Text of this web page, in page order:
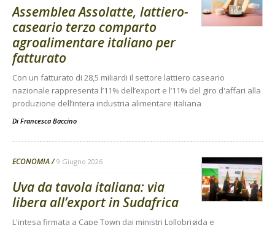
Assemblea Assolatte, lattiero-
caseario terzo comparto
agroalimentare italiano per
fatturato
Con un fatturato di 28,5 miliardi il settore lattiero caseario
nazionale rappresenta l’11% dell’export e l’11% del giro d'affari alla
produzione dell’intera industria alimentare italiana
Di Francesca Baccino
ECONOMIA 9 Giugno 2026
Uva da tavola italiana: via
libera all’export in Sudafrica
L'intesa firmata a Cape Town dai ministri Lollobrigida e